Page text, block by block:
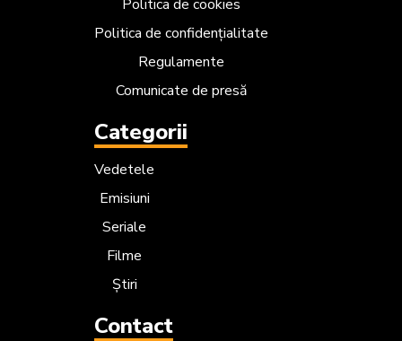
Politica de cookies
Politica de confidențialitate
Regulamente
Comunicate de presă
Categorii
Vedetele
Emisiuni
Seriale
Filme
Știri
Contact